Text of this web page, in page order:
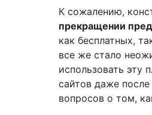
К сожалению,
прекращении
как бесплатных,
все же стало
использовать эту
сайтов даже
вопросов о том,